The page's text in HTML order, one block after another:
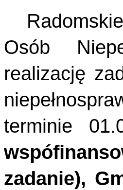
Osób
realizację
terminie
zadanie),